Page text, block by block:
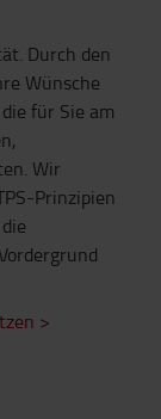
Durch den
Wünsche
für Sie am
Wir
Prinzipien
>